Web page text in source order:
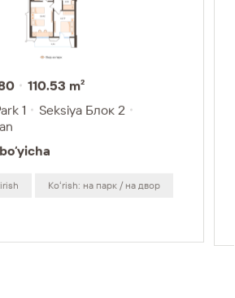
110.53 m²
1
Seksiya Блок 2
Koʻrish: на парк / на двор